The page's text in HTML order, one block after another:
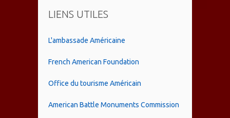
LIENS UTILES
L'ambassade Américaine
French American Foundation
Office du tourisme Américain
American Battle Monuments Commission